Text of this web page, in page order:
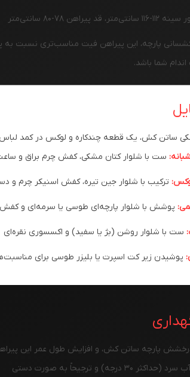
پارچه، این پیراهن فیت مناسب‌تری نسبت به
شما باشد.
ساتن کش، یک قطعه چند‌کاره و لوکس در کمد لباس
ست با شلوار کتان مشکی، کفش چرم براق و
ترکیب با شلوار جین تیره، کفش اسنیکر چرم و
پوشش با شلوار پارچه‌ای طوسی یا سرمه‌ای و
ست با شلوار روشن (بژ یا سفید) و اکسسوری نقره‌ای
پوشیدن زیر کت اسپرت یا بلیزر طوسی برای
پارچه ساتن کش، و افزایش طول عمر این
درجه) و ترجیحاً به صورت دستی